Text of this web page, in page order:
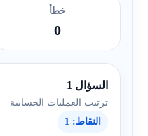
خطأ
0
السؤال 1
ترتيب العمليات الحسابية
النقاط: 1